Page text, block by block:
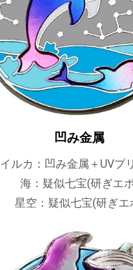
凹み金属
イルカ：凹み金属＋UVプ
海：疑似七宝(研ぎエ
星空：疑似七宝(研ぎエ